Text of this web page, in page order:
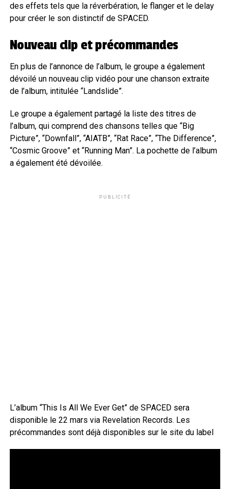
des effets tels que la réverbération, le flanger et le delay
pour créer le son distinctif de SPACED.
Nouveau clip et précommandes
En plus de l’annonce de l’album, le groupe a également
dévoilé un nouveau clip vidéo pour une chanson extraite
de l’album, intitulée “Landslide”.
Le groupe a également partagé la liste des titres de
l’album, qui comprend des chansons telles que “Big
Picture”, “Downfall”, “AIATB”, “Rat Race”, “The Difference”,
“Cosmic Groove” et “Running Man”. La pochette de l’album
a également été dévoilée.
PUBLICITÉ
L’album “This Is All We Ever Get” de SPACED sera
disponible le 22 mars via Revelation Records. Les
précommandes sont déjà disponibles sur le site du label